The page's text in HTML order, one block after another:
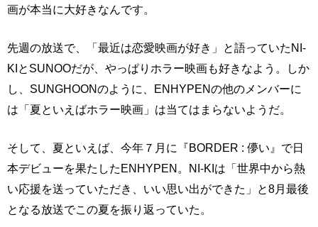
画が本当に大好きなんです。
先週の放送で、「最近は恋愛映画が好き」と語っていたNI-
KIとSUNOOだが、やっぱりホラー映画も好きなよう。しか
し、SUNGHOONのように、ENHYPENの他のメンバーに
は「夏といえばホラー映画」は当てはまらないようだ。
そして、夏といえば、今年７月に『BORDER : 儚い』で日
本デビューを果たしたENHYPEN。NI-KIは「世界中から熱
い応援を送っていただき、いい思い出ができた」と8月最後
となる放送でこの夏を振り返っていた。